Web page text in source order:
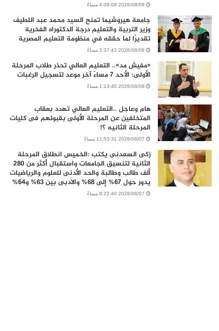
2026/08/08 4:09:09 مساءً
جامعة هيروشيما تمنح السيد محمد عبد اللطيف
وزير التربية والتعليم درجة الدكتوراه الفخرية
تقديرًا لما حققه في منظومة التعليم المصرية
2026/08/08 3:37:43 مساءً
«مفيش مد».. التعليم العالي تحذر طلاب المرحلة
الأولى: الأحد 7 مساءً آخر موعد لتسجيل الرغبات
2026/08/08 1:13:40 مساءً
هام وعاجل ..التعليم العالي تهدد بعقاب
المتخلفين عن المرحلة الأولى بقبولهم فى كليات
المرحلة الثانيه ؟!
2026/08/07 11:53:31 مساءً
زكى السعدنى يكتب :الخميس انطلاق المرحلة
الثانية لتنسيق الجامعات واستقبال أكثر من 280
ألف طالب وطالبة والحد الأدنى للعلوم والرياضيات
يدور حول 67% إلى 68% والادبى بين 63% و64%
2026/08/07 8:22:40 مساءً